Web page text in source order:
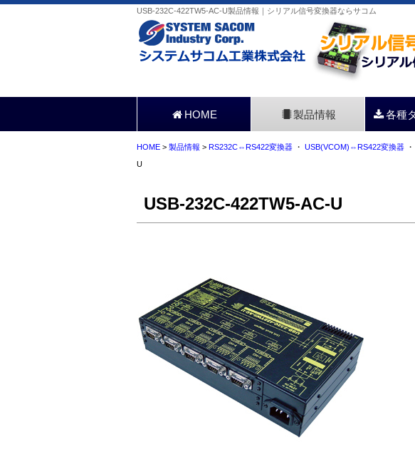
USB-232C-422TW5-AC-U製品情報｜シリアル信号変換器ならサコム
HOME 製品情報 各種
HOME > 製品情報 > RS232C⇔RS422変換器 ・ USB(VCOM)⇔RS422変換器 ・
U
USB-232C-422TW5-AC-U